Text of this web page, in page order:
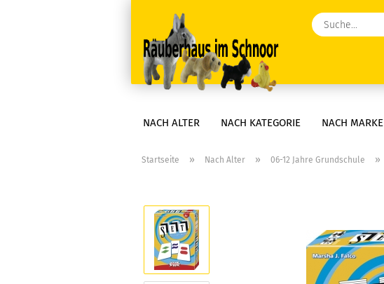
NACH ALTER NACH KATEGORIE NACH MARKE
Startseite » Nach Alter » 06-12 Jahre Grundschule »